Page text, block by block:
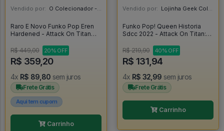
Vendido por: O Colecionador - SP
Raro E Novo Funko Pop Eren
Hardened - Attack On Titan
R$ 449,00
20% OFF
R$ 359,20
4x R$ 89,80 sem juros
Frete Grátis
Aqui tem cupom
Carrinho
Vendido por: Lojinha Geek Colecionáveis - DF
Funko Pop! Queen Historia
Sdcc 2022 - Attack On Titan:
R$ 219,90
40% OFF
R$ 131,94
4x R$ 32,99 sem juros
Frete Grátis
Carrinho